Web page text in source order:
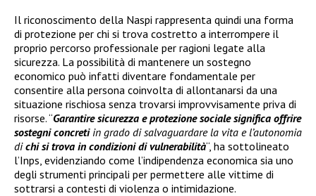
Il riconoscimento della Naspi rappresenta quindi una forma
di protezione per chi si trova costretto a interrompere il
proprio percorso professionale per ragioni legate alla
sicurezza. La possibilità di mantenere un sostegno
economico può infatti diventare fondamentale per
consentire alla persona coinvolta di allontanarsi da una
situazione rischiosa senza trovarsi improvvisamente priva di
risorse. “Garantire sicurezza e protezione sociale significa offrire
sostegni concretiin grado di salvaguardare la vita e l’autonomia
dichi si trova in condizioni di vulnerabilità“, ha sottolineato
l’Inps, evidenziando come l’indipendenza economica sia uno
degli strumenti principali per permettere alle vittime di
sottrarsi a contesti di violenza o intimidazione.